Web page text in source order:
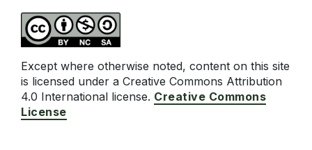
Except where otherwise noted, content on this site
is licensed under a Creative Commons Attribution
4.0 International license. Creative Commons
License